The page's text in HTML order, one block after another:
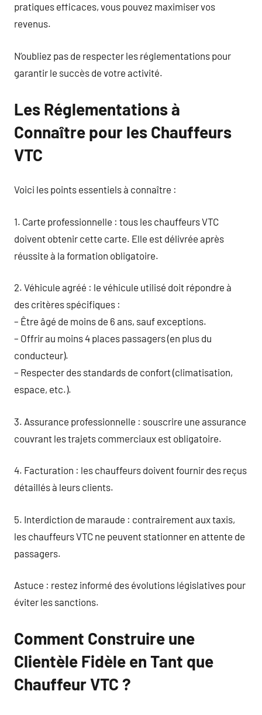
pratiques efficaces, vous pouvez maximiser vos
revenus.
N’oubliez pas de respecter les réglementations pour
garantir le succès de votre activité.
Les Réglementations à
Connaître pour les Chauffeurs
VTC
Voici les points essentiels à connaître :
1. Carte professionnelle : tous les chauffeurs VTC
doivent obtenir cette carte. Elle est délivrée après
réussite à la formation obligatoire.
2. Véhicule agréé : le véhicule utilisé doit répondre à
des critères spécifiques :
– Être âgé de moins de 6 ans, sauf exceptions.
– Offrir au moins 4 places passagers (en plus du
conducteur).
– Respecter des standards de confort (climatisation,
espace, etc.).
3. Assurance professionnelle : souscrire une assurance
couvrant les trajets commerciaux est obligatoire.
4. Facturation : les chauffeurs doivent fournir des reçus
détaillés à leurs clients.
5. Interdiction de maraude : contrairement aux taxis,
les chauffeurs VTC ne peuvent stationner en attente de
passagers.
Astuce : restez informé des évolutions législatives pour
éviter les sanctions.
Comment Construire une
Clientèle Fidèle en Tant que
Chauffeur VTC ?